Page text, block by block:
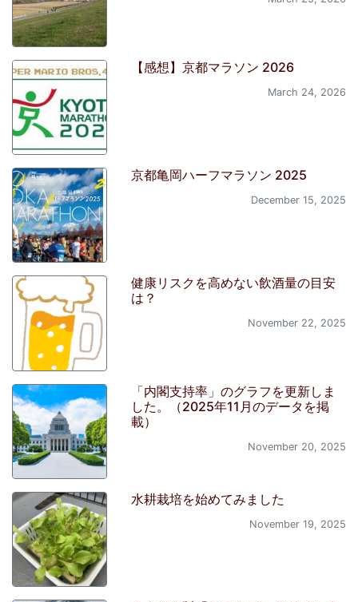
【感想】京都マラソン 2026
March 24, 2026
京都亀岡ハーフマラソン 2025
December 15, 2025
健康リスクを高めない飲酒量の目安
は？
November 22, 2025
「内閣支持率」のグラフを更新しま
した。（2025年11月のデータを掲
載）
November 20, 2025
水耕栽培を始めてみました
November 19, 2025